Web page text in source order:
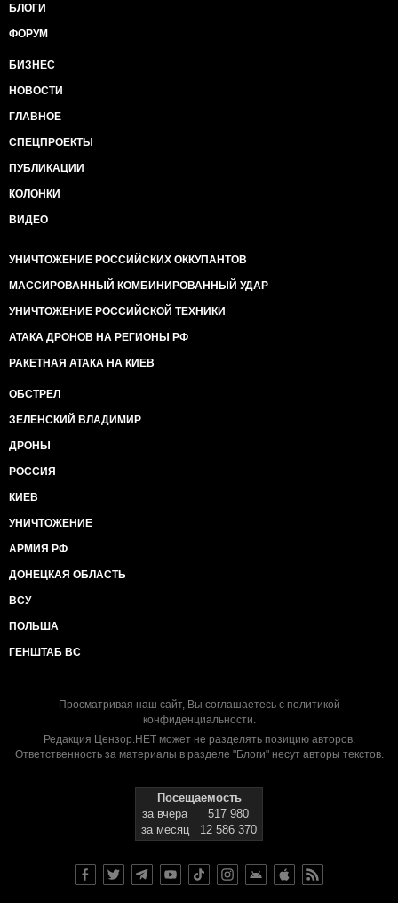
БЛОГИ
ФОРУМ
БИЗНЕС
НОВОСТИ
ГЛАВНОЕ
СПЕЦПРОЕКТЫ
ПУБЛИКАЦИИ
КОЛОНКИ
ВИДЕО
УНИЧТОЖЕНИЕ РОССИЙСКИХ ОККУПАНТОВ
МАССИРОВАННЫЙ КОМБИНИРОВАННЫЙ УДАР
УНИЧТОЖЕНИЕ РОССИЙСКОЙ ТЕХНИКИ
АТАКА ДРОНОВ НА РЕГИОНЫ РФ
РАКЕТНАЯ АТАКА НА КИЕВ
ОБСТРЕЛ
ЗЕЛЕНСКИЙ ВЛАДИМИР
ДРОНЫ
РОССИЯ
КИЕВ
УНИЧТОЖЕНИЕ
АРМИЯ РФ
ДОНЕЦКАЯ ОБЛАСТЬ
ВСУ
ПОЛЬША
ГЕНШТАБ ВС
Просматривая наш сайт, Вы соглашаетесь с политикой
конфиденциальности.
Редакция Цензор.НЕТ может не разделять позицию авторов.
Ответственность за материалы в разделе "Блоги" несут авторы текстов.
Посещаемость
за вчера
517 980
за месяц
12 586 370